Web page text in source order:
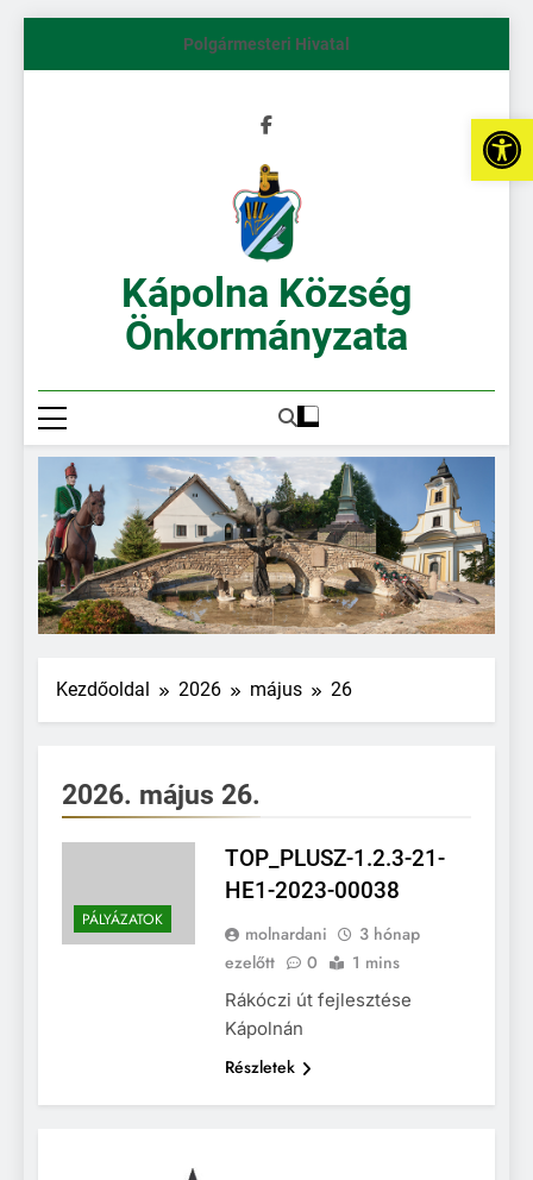
Polgármesteri Hivatal
Kápolna Község
Önkormányzata
Kezdőoldal 2026 május 26
2026. május 26.
PÁLYÁZATOK
TOP_PLUSZ-1.2.3-21-
HE1-2023-00038
molnardani
3 hónap
ezelőtt
0 1 mins
Rákóczi út fejlesztése
Kápolnán
Részletek